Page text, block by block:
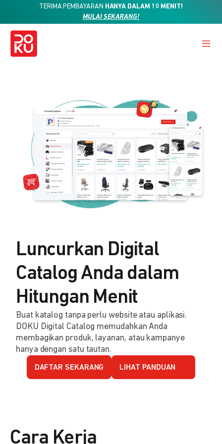
TERIMA PEMBAYARAN HANYA DALAM 10 MENIT!
MULAI SEKARANG!
Luncurkan Digital
Catalog Anda dalam
Hitungan Menit
Buat katalog tanpa perlu website atau aplikasi.
DOKU Digital Catalog memudahkan Anda
membagikan produk, layanan, atau kampanye
hanya dengan satu tautan.
DAFTAR SEKARANG LIHAT PANDUAN
Cara Kerja